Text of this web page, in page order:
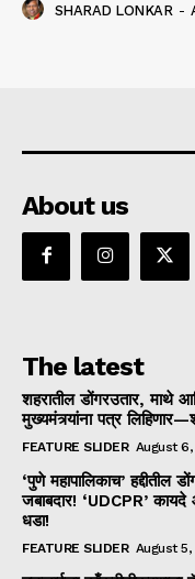
SHARAD LONKAR -
About us
The latest
शहरातील डोंगरउतार, माथे
मुख्यमंत्र्यांना पत्र
FEATURE SLIDER August
‘पुणे महापालिकाच’ हद्दीतील
जबाबदार! ‘UDCPR’ कायदे
धडा!
FEATURE SLIDER August 5,